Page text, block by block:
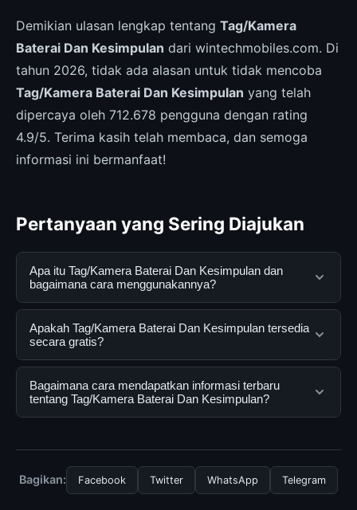
Demikian ulasan lengkap tentang Tag/Kamera
Baterai Dan Kesimpulan dari wintechmobiles.com. Di
tahun 2026, tidak ada alasan untuk tidak mencoba
Tag/Kamera Baterai Dan Kesimpulan yang telah
dipercaya oleh 712.678 pengguna dengan rating
4.9/5. Terima kasih telah membaca, dan semoga
informasi ini bermanfaat!
Pertanyaan yang Sering Diajukan
Apa itu Tag/Kamera Baterai Dan Kesimpulan dan
bagaimana cara menggunakannya?
Tag/Kamera Baterai Dan Kesimpulan adalah layanan
digital yang dirancang untuk membantu pengguna
mendapatkan informasi lengkap dan terpercaya. Anda
dapat menggunakannya dengan mengunjungi situs
resmi dan mengikuti panduan yang tersedia.
Apakah Tag/Kamera Baterai Dan Kesimpulan tersedia
secara gratis?
Ya, Tag/Kamera Baterai Dan Kesimpulan dapat diakses
secara gratis oleh semua pengguna. Tidak ada biaya
tersembunyi atau langganan yang diperlukan untuk
Bagaimana cara mendapatkan informasi terbaru
tentang Tag/Kamera Baterai Dan Kesimpulan?
mengunjungi halaman resmi kami secara berkala. Kami
selalu memperbarui konten dengan informasi terkini dan
Bagikan: Facebook Twitter WhatsApp Telegram